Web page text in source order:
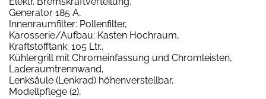
Generator 185 A,
Innenraumfilter: Pollenfilter,
Karosserie/Aufbau: Kasten Hochraum,
Kraftstofftank: 105 Ltr.,
Kühlergrill mit Chromeinfassung und Chromleisten,
Laderaumtrennwand,
Lenksäule (Lenkrad) höhenverstellbar,
Modellpflege (2),